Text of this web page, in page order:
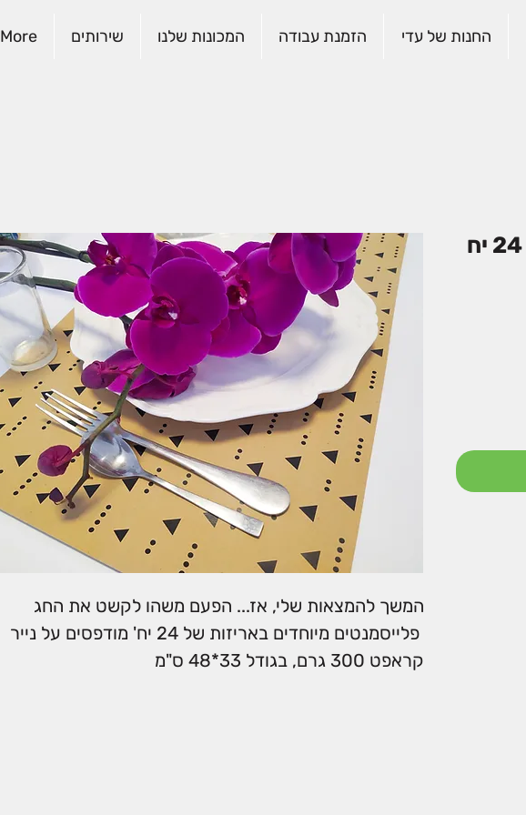
החנות של עדי הזמנת עבודה המכונות שלנו שירותים More
המשך להמצאות שלי, אז... הפעם משהו לקשט את החג
פלייסמנטים מיוחדים באריזות של 24 יח' מודפסים על נייר
קראפט 300 גרם, בגודל 33*48 ס"מ